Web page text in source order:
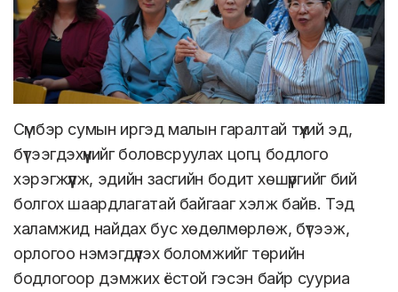
Сүмбэр сумын иргэд малын гаралтай түүхий эд,
бүтээгдэхүүнийг боловсруулах цогц бодлого
хэрэгжүүлж, эдийн засгийн бодит хөшүүргийг бий
болгох шаардлагатай байгааг хэлж байв. Тэд
халамжид найдах бус хөдөлмөрлөж, бүтээж,
орлогоо нэмэгдүүлэх боломжийг төрийн
бодлогоор дэмжих ёстой гэсэн байр сууриа